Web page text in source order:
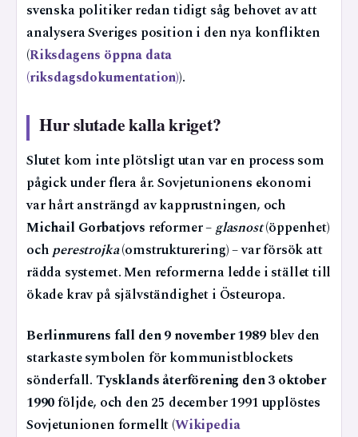
svenska politiker redan tidigt såg behovet av att
analysera Sveriges position i den nya konflikten
(Riksdagens öppna data
(riksdagsdokumentation)).
Hur slutade kalla kriget?
Slutet kom inte plötsligt utan var en process som
pågick under flera år. Sovjetunionens ekonomi
var hårt ansträngd av kapprustningen, och
Michail Gorbatjovs reformer –glasnost(öppenhet)
och perestrojka(omstrukturering) – var försök att
rädda systemet. Men reformerna ledde i stället till
ökade krav på självständighet i Östeuropa.
Berlinmurens fall den 9 november 1989blev den
starkaste symbolen för kommunistblockets
sönderfall. Tysklands återförening den 3 oktober
1990följde, och den 25 december 1991 upplöstes
Sovjetunionen formellt (Wikipedia